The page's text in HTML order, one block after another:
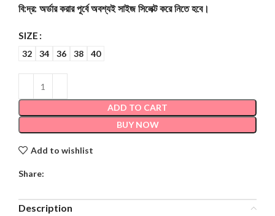
বি:দ্র: অর্ডার করার পূর্বে অবশ্যই সাইজ সিলেক্ট করে নিতে হবে।
SIZE
32 34 36 38 40
ADD TO CART
BUY NOW
Add to wishlist
Share:
Description